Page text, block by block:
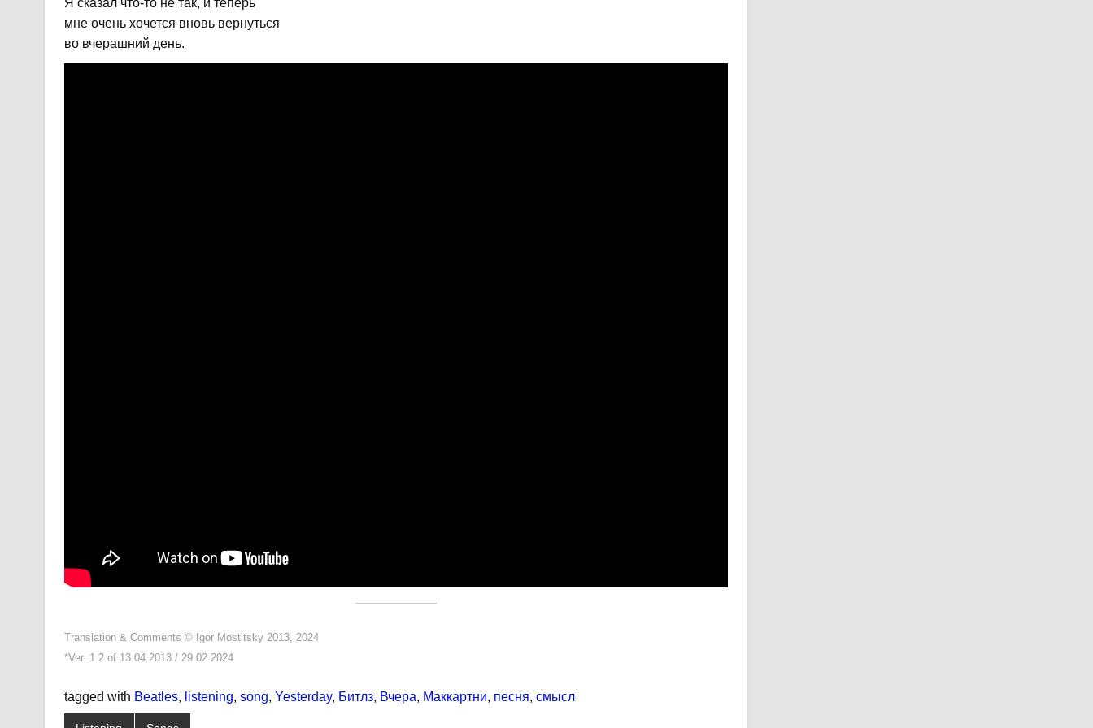
Я сказал что-то не так, и теперь
мне очень хочется вновь вернуться
во вчерашний день.
Translation & Comments © Igor Mostitsky 2013, 2024
*Ver. 1.2 of 13.04.2013 / 29.02.2024
tagged with Beatles, listening, song, Yesterday, Битлз, Вчера, Маккартни, песня, смысл